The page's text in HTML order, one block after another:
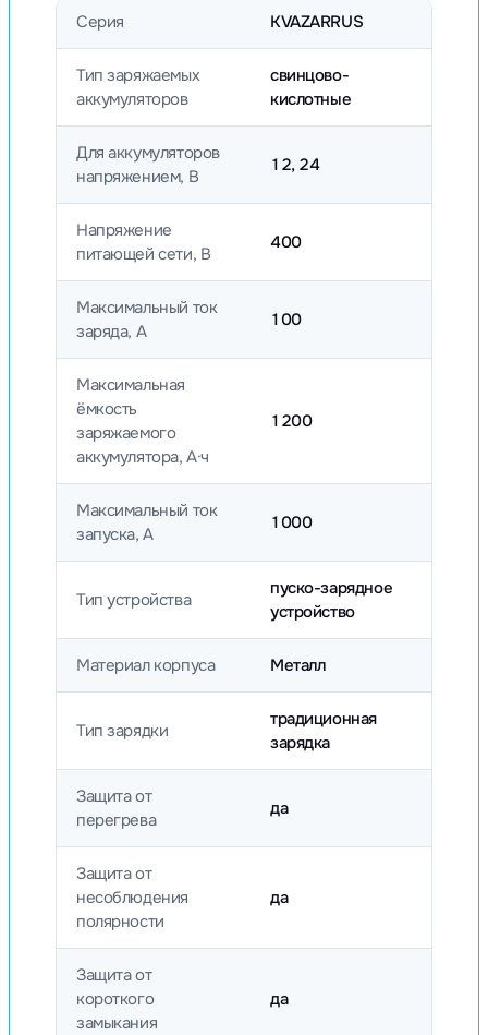
Серия KVAZARRUS
Тип заряжаемых
аккумуляторов
свинцово-
кислотные
Для аккумуляторов
напряжением, В
12, 24
Напряжение
питающей сети, В
400
Максимальный ток
заряда, А
100
Максимальная
ёмкость
заряжаемого
аккумулятора, А·ч
1200
Максимальный ток
запуска, А
1000
Тип устройства
пуско-зарядное
устройство
Материал корпуса Металл
Тип зарядки
традиционная
зарядка
Защита от
перегрева
да
Защита от
несоблюдения
полярности
да
Защита от
короткого
замыкания
да